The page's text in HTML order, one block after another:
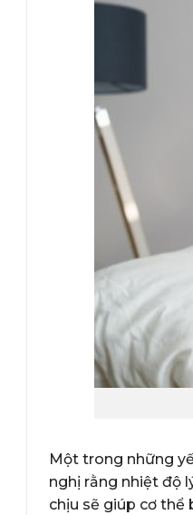
Một trong những
nghị rằng nhiệt độ
chịu sẽ giúp cơ thể